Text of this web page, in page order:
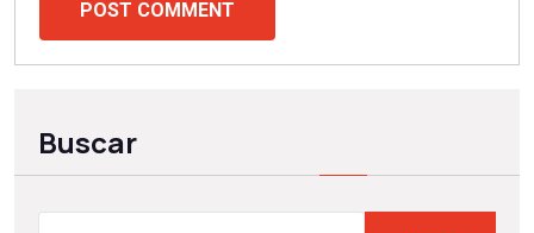
POST COMMENT
Buscar